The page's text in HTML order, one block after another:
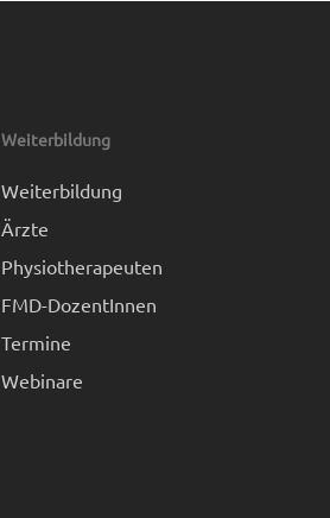
Weiterbildung
Weiterbildung
Ärzte
Physiotherapeuten
FMD-DozentInnen
Termine
Webinare